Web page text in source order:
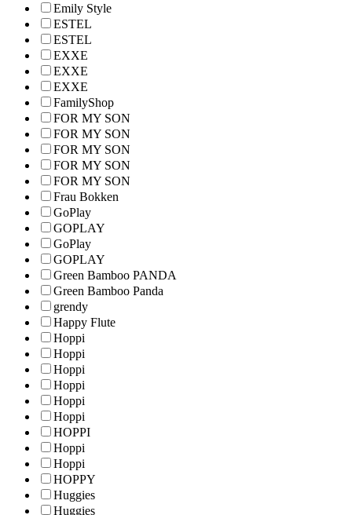
Emily Style
ESTEL
ESTEL
EXXE
EXXE
EXXE
FamilyShop
FOR MY SON
FOR MY SON
FOR MY SON
FOR MY SON
FOR MY SON
Frau Bokken
GoPlay
GOPLAY
GoPlay
GOPLAY
Green Bamboo PANDA
Green Bamboo Panda
grendy
Happy Flute
Hoppi
Hoppi
Hoppi
Hoppi
Hoppi
Hoppi
HOPPI
Hoppi
Hoppi
HOPPY
Huggies
Huggies